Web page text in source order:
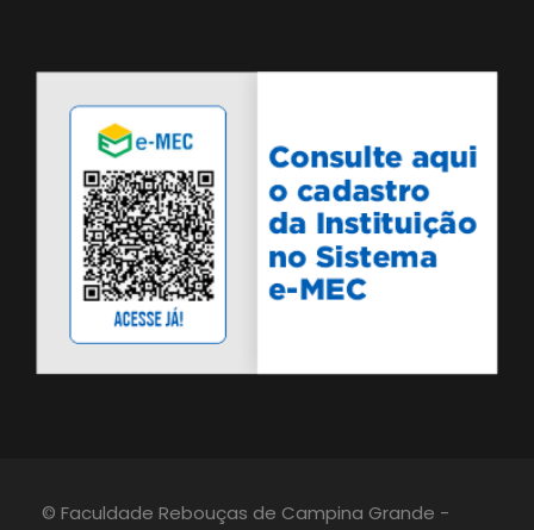
© Faculdade Rebouças de Campina Grande -